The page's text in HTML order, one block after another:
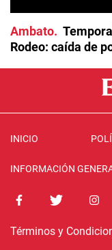
Ambato
Rodeo: caída de
INICIO
INFORMACIÓN
Términos y